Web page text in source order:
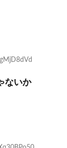
ないか